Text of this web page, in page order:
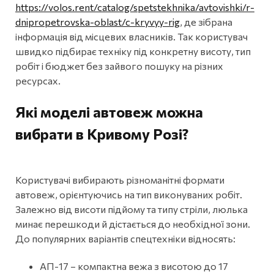
https://volos.rent/catalog/spetstekhnika/avtovishki/r-
dnipropetrovska-oblast/c-kryvyy-rig, де зібрана
інформація від місцевих власників. Так користувач
швидко підбирає техніку під конкретну висоту, тип
робіт і бюджет без зайвого пошуку на різних
ресурсах.
Які моделі автовеж можна
вибрати в Кривому Розі?
Користувачі вибирають різноманітні формати
автовеж, орієнтуючись на тип виконуваних робіт.
Залежно від висоти підйому та типу стріли, люлька
минає перешкоди й дістається до необхідної зони.
До популярних варіантів спецтехніки відносять:
АП-17 – компактна вежа з висотою до 17